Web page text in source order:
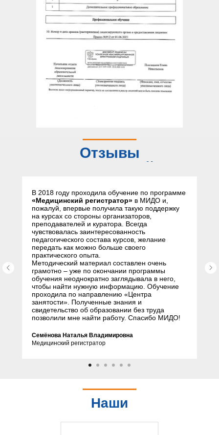
Отзывы
слушателей
В 2018 году проходила обучение по программе
«Медицинский регистратор» в МИДО и,
пожалуй, впервые получила такую поддержку
на курсах со стороны организаторов,
преподавателей и куратора. Всегда
чувствовалась заинтересованность
педагогического состава курсов, желание
передать как можно больше своего
практического опыта.
Методический материал составлен очень
грамотно – уже по окончании программы
обучения неоднократно заглядывала в него,
чтобы найти нужную информацию. Обучение
проходила по направлению «Центра
занятости». Полученные знания и
свидетельство об образовании без труда
позволили мне найти работу. Спасибо МИДО!
Семёнова Наталья Владимировна
Медицинский регистратор
Наши